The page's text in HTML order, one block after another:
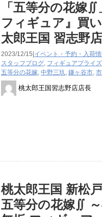
「五等分の花嫁
フィギュア』買
太郎王国 習志野
2023/12/15| イベント・予約・入荷
スタッフブログ, フィギュアプライズ
五等分の花嫁, 中野三玖, 鎌ヶ谷市,
桃太郎王国習志野店店長
桃太郎王国 新松
五等分の花嫁∬